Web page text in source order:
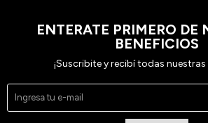
ENTERATE PRIMERO DE
BENEFICIOS
¡Suscribite y recibí todas